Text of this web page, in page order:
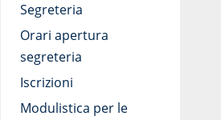
Segreteria
Orari apertura
segreteria
Iscrizioni
Modulistica per le